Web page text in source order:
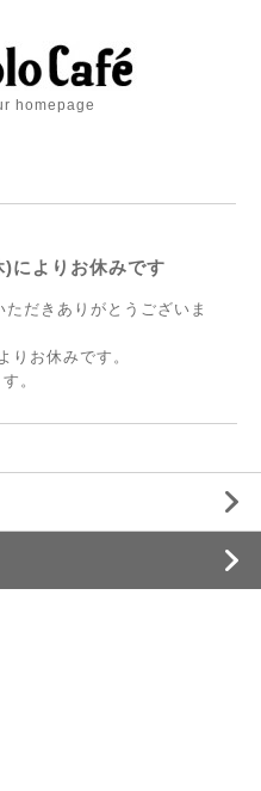
homepage
によりお休みです
だきありがとうございま
りお休みです。
。